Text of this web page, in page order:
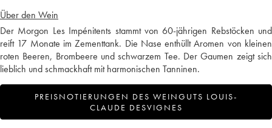
Über den Wein
Der Morgon Les Impénitents stammt von 60-jährigen Rebstöcken und
reift 17 Monate im Zementtank. Die Nase enthüllt Aromen von kleinen
roten Beeren, Brombeere und schwarzem Tee. Der Gaumen zeigt sich
lieblich und schmackhaft mit harmonischen Tanninen.
PREISNOTIERUNGEN DES WEINGUTS LOUIS-
CLAUDE DESVIGNES